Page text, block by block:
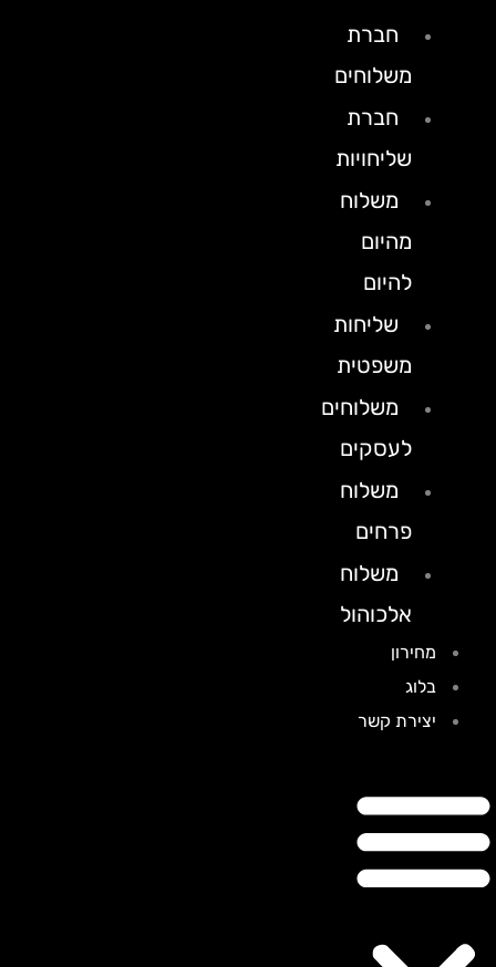
חברת
משלוחים
חברת
שליחויות
משלוח
מהיום
להיום
שליחות
משפטית
משלוחים
לעסקים
משלוח
פרחים
משלוח
אלכוהול
מחירון
בלוג
יצירת קשר